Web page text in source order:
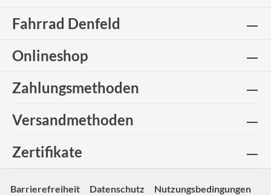
Fahrrad Denfeld
Onlineshop
Zahlungsmethoden
Versandmethoden
Zertifikate
Barrierefreiheit Datenschutz
Nutzungsbedingungen